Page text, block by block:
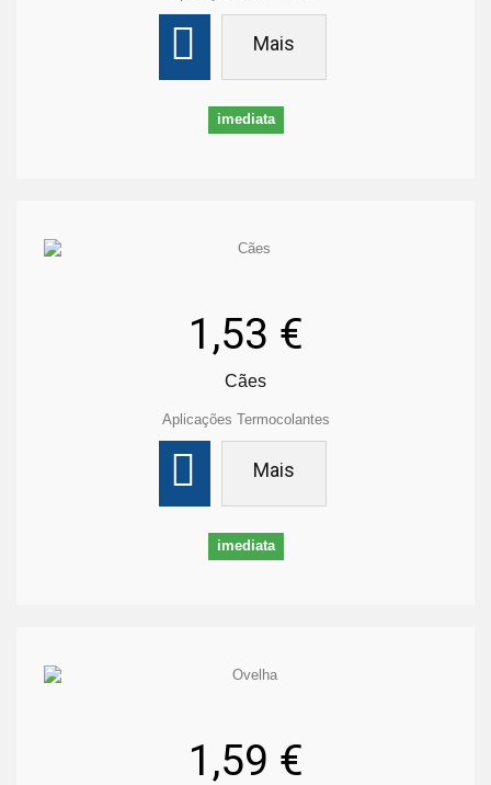
Mais
imediata
1,53 €
Cães
Aplicações Termocolantes
Mais
imediata
1,59 €